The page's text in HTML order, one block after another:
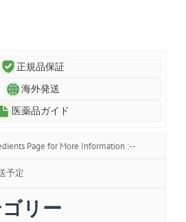
正規品保証
海外発送
医薬品ガイド
Page for More Information :--
予定
リー